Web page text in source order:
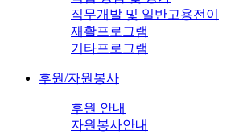
직무개발 및 일반고용전이
재활프로그램
기타프로그램
후원/자원봉사
후원 안내
자원봉사안내